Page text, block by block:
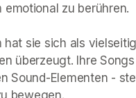
zu berühren.
sie sich als
überzeugt. Ihre
Sound-Elementen -